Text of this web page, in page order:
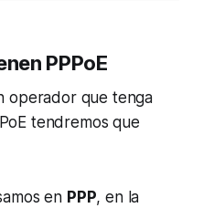
PPPoE
operador que tenga
tendremos que
en PPP, en la